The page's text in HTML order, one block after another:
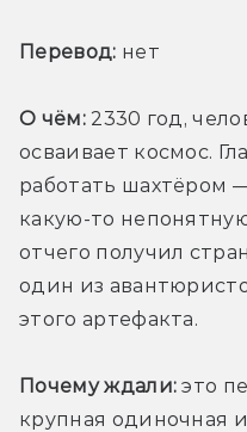
Перевод: нет
О чём: 2330 год,
осваивает космос.
работать шахтёром
какую-то
отчего получил
один из
этого артефакта.
Почему ждали: это
крупная одиночная